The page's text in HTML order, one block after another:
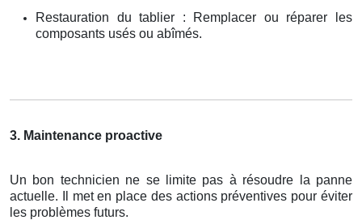
Restauration du tablier : Remplacer ou réparer les
composants usés ou abîmés.
3. Maintenance proactive
Un bon technicien ne se limite pas à résoudre la panne
actuelle. Il met en place des actions préventives pour éviter
les problèmes futurs.